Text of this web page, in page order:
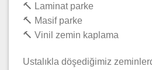
🔨 Laminat parke
🔨 Masif parke
🔨 Vinil zemin kaplama
Ustalıkla döşediğimiz